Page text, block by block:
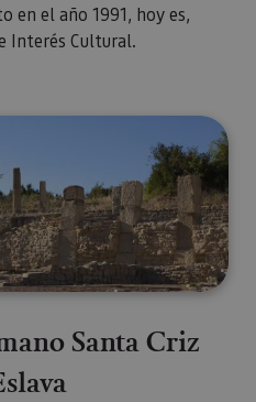
en el año 1991, hoy es,
Interés Cultural.
Yacimiento romano Santa Criz
Santa Criz